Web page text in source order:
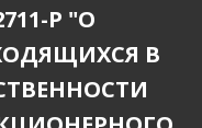
Р "О
В